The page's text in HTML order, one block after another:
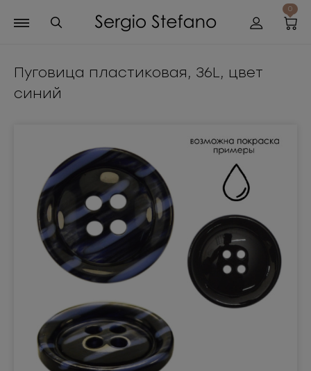
0
Пуговица пластиковая, 36L, цвет
синий